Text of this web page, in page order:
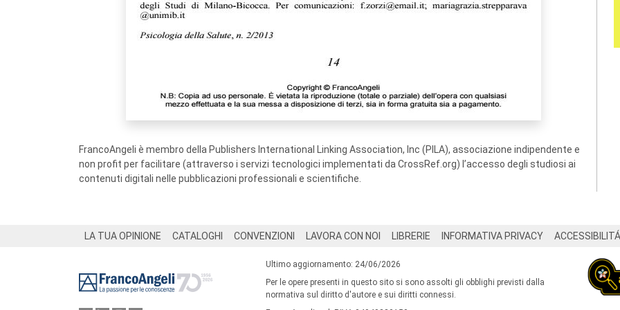
FrancoAngeli è membro della Publishers International Linking Association, Inc (PILA), associazione indipendente e
non profit per facilitare (attraverso i servizi tecnologici implementati da CrossRef.org) l’accesso degli studiosi ai
contenuti digitali nelle pubblicazioni professionali e scientifiche.
LA TUA OPINIONE CATALOGHI CONVENZIONI LAVORA CON NOI LIBRERIE INFORMATIVA PRIVACY ACCESSIBILITÁ
Ultimo aggiornamento: 24/06/2026
Per le opere presenti in questo sito si sono assolti gli obblighi previsti dalla
normativa sul diritto d'autore e sui diritti connessi.